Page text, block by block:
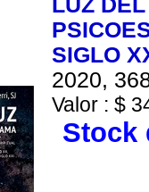
LUZ
SIGLO
2020,
Valor : $
Stock